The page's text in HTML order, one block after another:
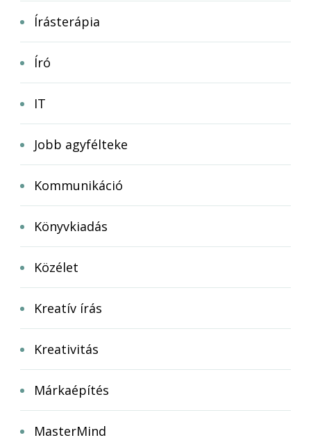
Írásterápia
Író
IT
Jobb agyfélteke
Kommunikáció
Könyvkiadás
Közélet
Kreatív írás
Kreativitás
Márkaépítés
MasterMind